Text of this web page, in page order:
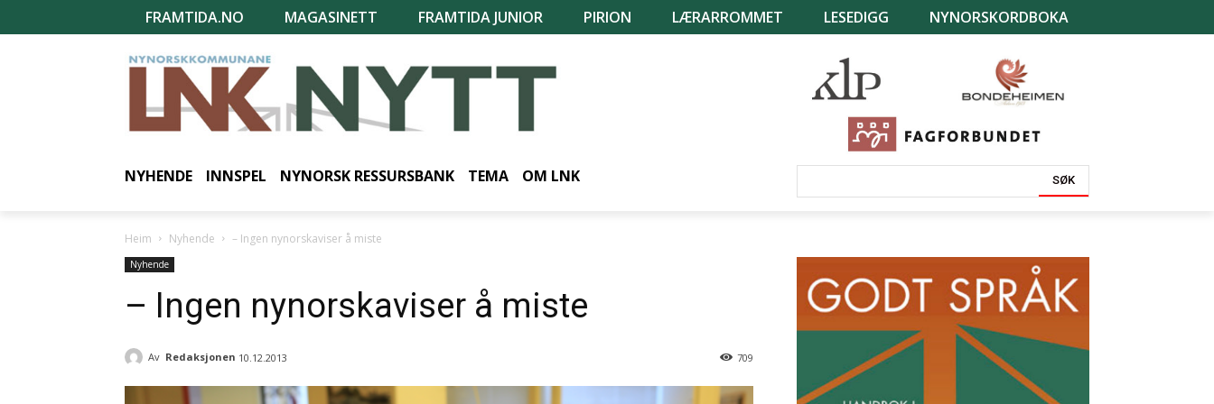
FRAMTIDA.NO MAGASINETT FRAMTIDA JUNIOR PIRION LÆRARROMMET LESEDIGG NYNORSKORDBOKA
NYHENDE INNSPEL NYNORSK RESSURSBANK TEMA OM LNK SØK
Heim Nyhende – Ingen nynorskaviser å miste
Nyhende
– Ingen nynorskaviser å miste
Av Redaksjonen 10.12.2013 709